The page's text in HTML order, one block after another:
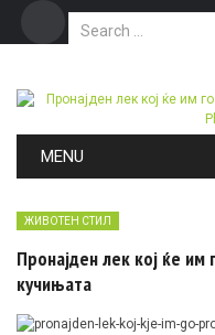
Search for:
MENU
ЖИВОТЕН СТИЛ
Пронајден лек кој ќе
кучињата